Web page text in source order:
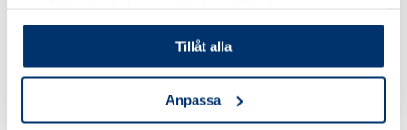
Tillåt alla
Anpassa
Optimera backspolningen i filtret
En välplanerad påfyllning sparar både tid och